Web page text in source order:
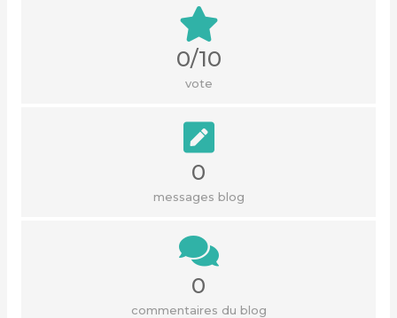
0/10
vote
0
messages blog
0
commentaires du blog